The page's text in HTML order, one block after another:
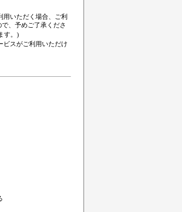
いただく場合、ご利
、予めご了承くださ
す。)
ビスがご利用いただけ